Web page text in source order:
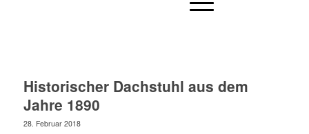
Historischer Dachstuhl aus dem
Jahre 1890
28. Februar 2018